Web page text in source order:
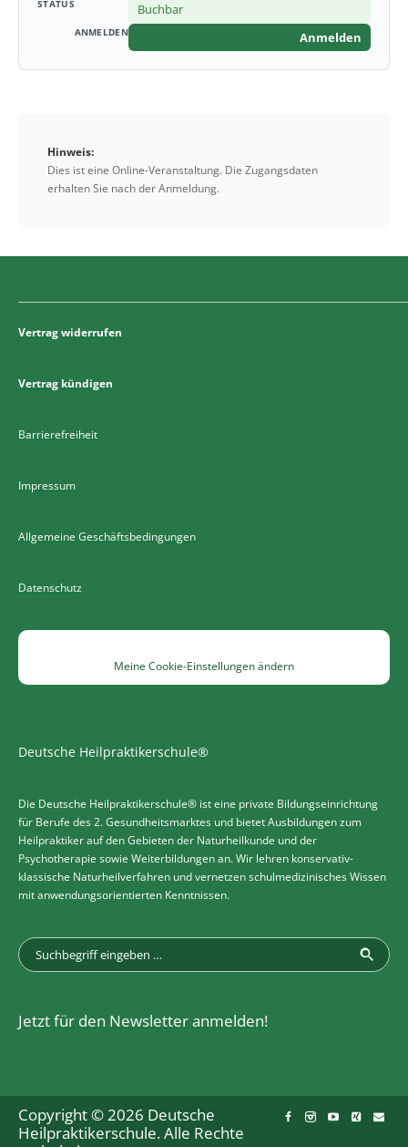
Buchbar
Anmelden
Hinweis:
Dies ist eine Online-Veranstaltung. Die Zugangsdaten
erhalten Sie nach der Anmeldung.
Vertrag widerrufen
Vertrag kündigen
Barrierefreiheit
Impressum
Allgemeine Geschäftsbedingungen
Datenschutz
Meine Cookie-Einstellungen ändern
Deutsche Heilpraktikerschule®
Die Deutsche Heilpraktikerschule® ist eine private Bildungseinrichtung
für Berufe des 2. Gesundheitsmarktes und bietet Ausbildungen zum
Heilpraktiker auf den Gebieten der Naturheilkunde und der
Psychotherapie sowie Weiterbildungen an. Wir lehren konservativ-
klassische Naturheilverfahren und vernetzen schulmedizinisches Wissen
mit anwendungsorientierten Kenntnissen.
Jetzt für den Newsletter anmelden!
Copyright © 2026 Deutsche
Heilpraktikerschule. Alle Rechte